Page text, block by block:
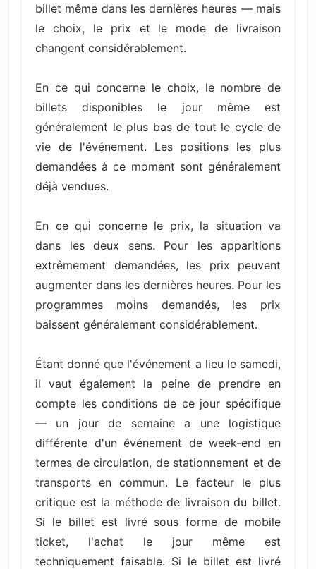
billet même dans les dernières heures — mais
le choix, le prix et le mode de livraison
changent considérablement.
En ce qui concerne le choix, le nombre de
billets disponibles le jour même est
généralement le plus bas de tout le cycle de
vie de l'événement. Les positions les plus
demandées à ce moment sont généralement
déjà vendues.
En ce qui concerne le prix, la situation va
dans les deux sens. Pour les apparitions
extrêmement demandées, les prix peuvent
augmenter dans les dernières heures. Pour les
programmes moins demandés, les prix
baissent généralement considérablement.
Étant donné que l'événement a lieu le samedi,
il vaut également la peine de prendre en
compte les conditions de ce jour spécifique
— un jour de semaine a une logistique
différente d'un événement de week-end en
termes de circulation, de stationnement et de
transports en commun. Le facteur le plus
critique est la méthode de livraison du billet.
Si le billet est livré sous forme de mobile
ticket, l'achat le jour même est
techniquement faisable. Si le billet est livré